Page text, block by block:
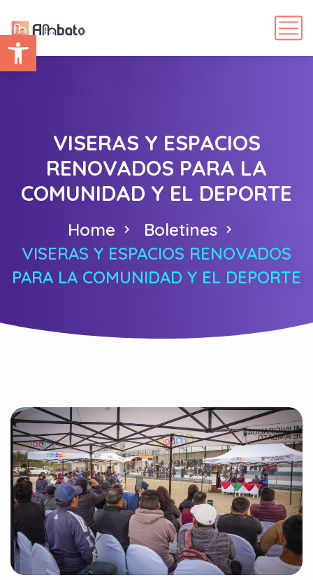
Abrir barra de herramientas
VISERAS Y ESPACIOS
RENOVADOS PARA LA
COMUNIDAD Y EL DEPORTE
Home
Boletines
VISERAS Y ESPACIOS RENOVADOS
PARA LA COMUNIDAD Y EL DEPORTE